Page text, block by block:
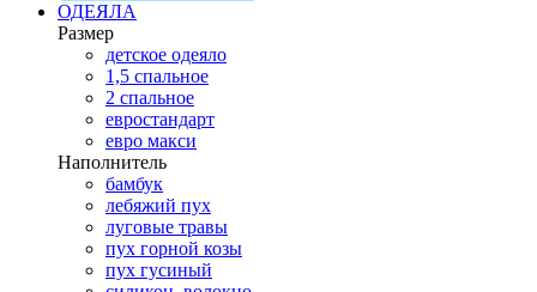
ОДЕЯЛА
Размер
детское одеяло
1,5 спальное
2 спальное
евростандарт
евро макси
Наполнитель
бамбук
лебяжий пух
луговые травы
пух горной козы
пух гусиный